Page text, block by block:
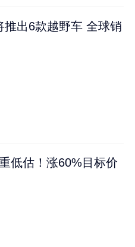
出6款越野车 全球销
低估！涨60%目标价